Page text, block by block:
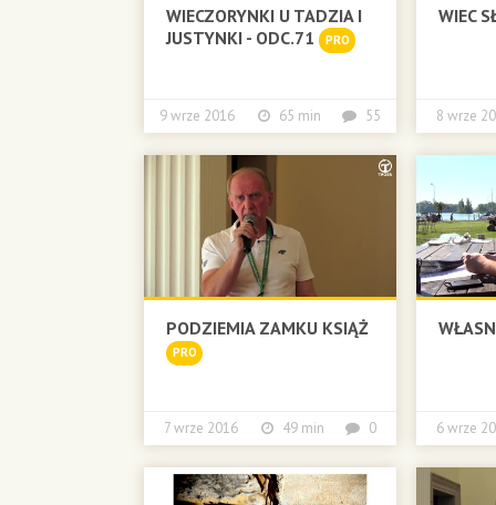
WIECZORYNKI U TADZIA I
JUSTYNKI - ODC.71
PRO
9 wrze 2016 65 min 55
WIEC
8 wrze
PODZIEMIA ZAMKU KSIĄŻ
PRO
7 wrze 2016 49 min 0 6 wrze